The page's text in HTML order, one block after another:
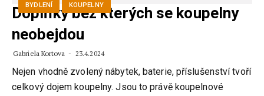
BYDLENÍ KOUPELNY
Doplňky bez kterých se koupelny
neobejdou
Gabriela Kortova 23.4.2024
Nejen vhodně zvolený nábytek, baterie, příslušenství tvoří
celkový dojem koupelny. Jsou to právě koupelnové